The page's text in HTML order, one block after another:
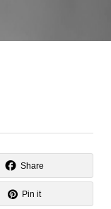
Share
Pin it